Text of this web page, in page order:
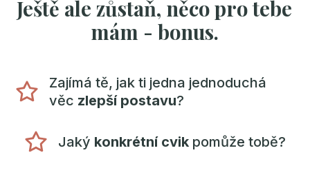
Ještě ale zůstaň, něco pro tebe
mám - bonus.
Zajímá tě, jak ti jedna jednoduchá
věc zlepší postavu?
Jaký konkrétní cvik pomůže tobě?